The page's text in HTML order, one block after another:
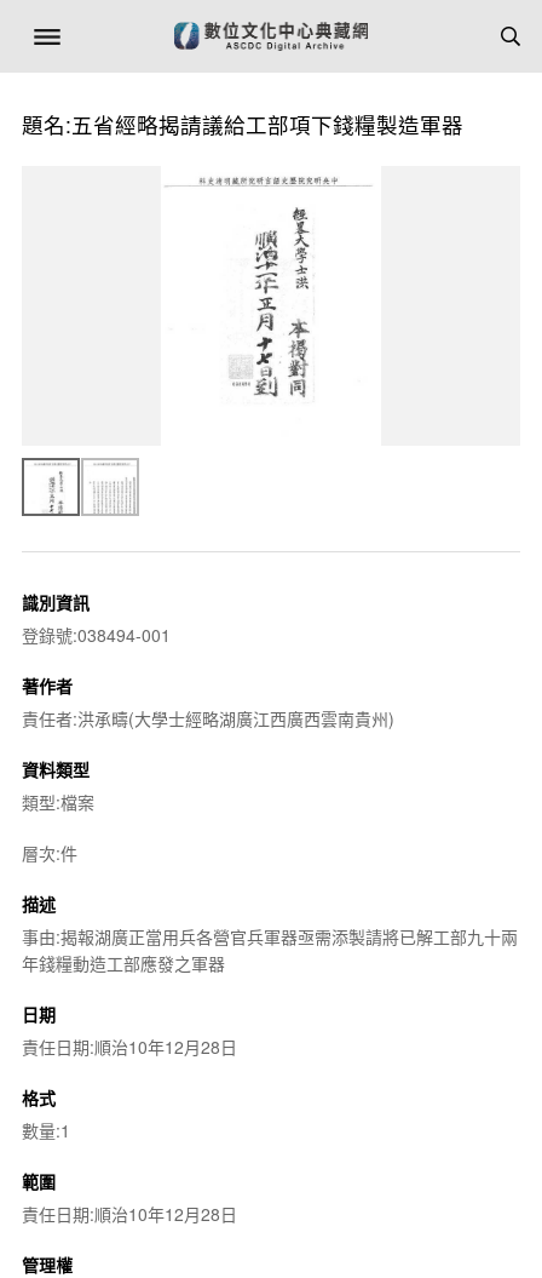
題名:五省經略揭請議給工部項下錢糧製造軍器
識別資訊
登錄號:038494-001
著作者
責任者:洪承疇(大學士經略湖廣江西廣西雲南貴州)
資料類型
類型:檔案
層次:件
描述
事由:揭報湖廣正當用兵各營官兵軍器亟需添製請將已解工部九十兩
年錢糧動造工部應發之軍器
日期
責任日期:順治10年12月28日
格式
數量:1
範圍
責任日期:順治10年12月28日
管理權